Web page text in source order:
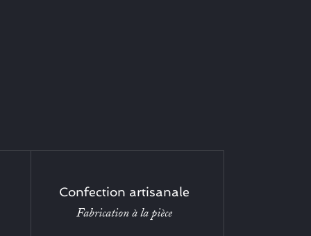
Confection artisanale
Fabrication à la pièce